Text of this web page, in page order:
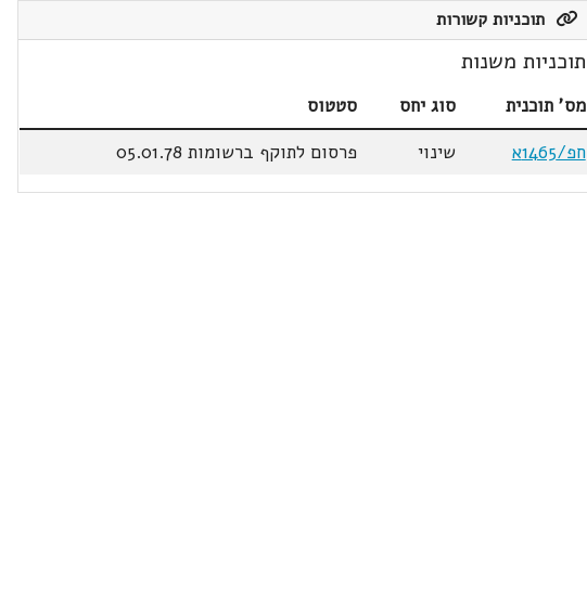
תוכניות קשורות
תוכניות משנות
מס' תוכנית סוג יחס
סטטוס
חפ/1465א
שינוי פרסום לתוקף ברשומות 05.01.78